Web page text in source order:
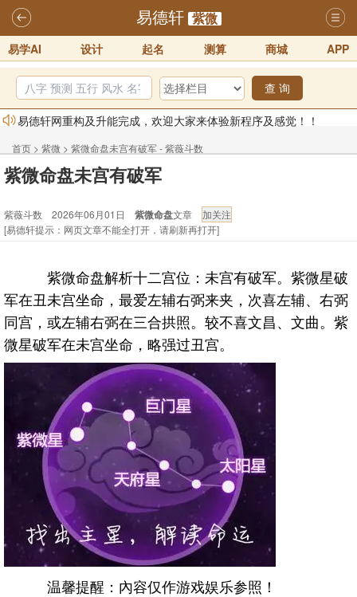
易德轩 紫微
易学AI 设计 起名 测算 商城 APP
查 询
易德轩网重构及升能完成，欢迎大家来体验新程序及感觉！！
2025-07-01
2026年化太岁锦囊属马、鼠、牛、龙、兔、狗、鸡生肖化太岁开始预
2026丙午年铁笔居士精批年运说明
2025-10-12
易德轩首席风水大师铁笔居士简介！！
易德轩易学ai，ai批八字紫微命理相学，ai智能体客服系统开通，欢迎
体验！！
2025-07-01
首页 > 紫微 > 紫微命盘未宫有破军 - 紫薇斗数
紫微命盘未宫有破军
紫薇斗数 2026年06月01日 紫微命盘文章
[易德轩提示：网页文章不能全打开，请刷新再打开]
紫微命盘解析十二宫位：未宫有破军。紫微星破
军在丑未宫坐命，最爱左辅右弼来夹，次喜左辅、右弼
同宫，或左辅右弼在三合拱照。较不喜文昌、文曲。紫
微星破军在未宫坐命，略强过丑宫。
温馨提醒：內容仅作游戏娱乐参照！